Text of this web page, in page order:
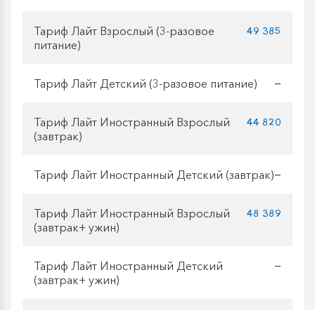
Тариф Лайт Взрослый (3-разовое
питание)
49 385
Тариф Лайт Детский (3-разовое питание) —
Тариф Лайт Иностранный Взрослый
(завтрак)
44 820
Тариф Лайт Иностранный Детский (завтрак)—
Тариф Лайт Иностранный Взрослый
(завтрак+ ужин)
48 389
Тариф Лайт Иностранный Детский
(завтрак+ ужин)
—